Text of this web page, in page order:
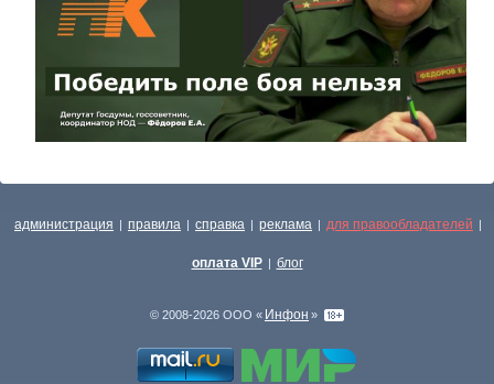
администрация | правила | справка | реклама | для правообладателей |
оплата VIP | блог
© 2008-2026 ООО « Инфон »